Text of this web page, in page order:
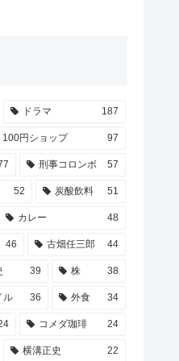
ドラマ 187
100円ショップ 97
刑事コロンボ 57
52 炭酸飲料 51
カレー 48
46 古畑任三郎 44
39 株 38
ル 36 外食 34
コメダ珈琲 24
横溝正史 22